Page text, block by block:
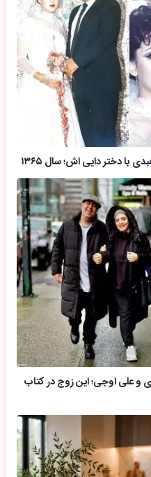
با دختر دایی اش؛ سال ۱۳۶۵
و علی اوجی؛ این زوج در کتاب